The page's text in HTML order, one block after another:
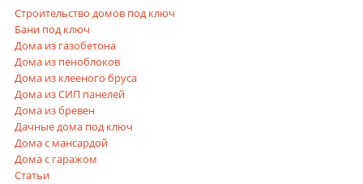
Строительство домов под ключ
Бани под ключ
Дома из газобетона
Дома из пеноблоков
Дома из клееного бруса
Дома из СИП панелей
Дома из бревен
Дачные дома под ключ
Дома с мансардой
Дома с гаражом
Статьи